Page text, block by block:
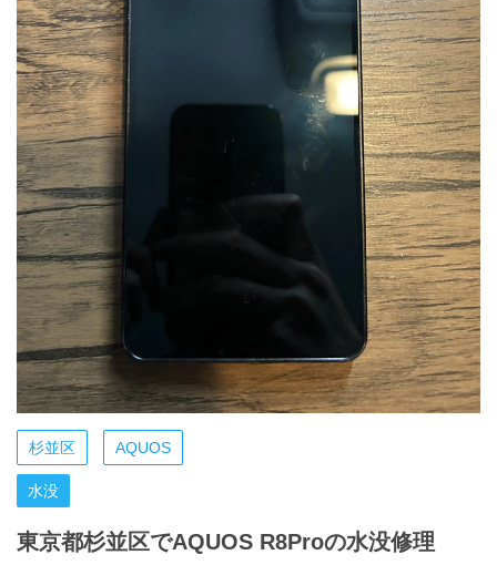
杉並区 AQUOS
水没
東京都杉並区でAQUOS R8Proの水没修理